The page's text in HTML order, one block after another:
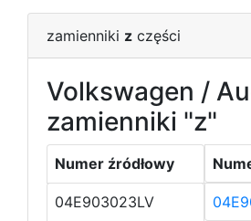
zamienniki z części
Volkswagen /
zamienniki "z"
Numer źródłowy
04E903023LV